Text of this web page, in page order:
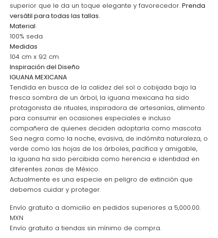
superior que le da un toque elegante y favorecedor. Prenda
versátil para todas las tallas.
Material
100% seda
Medidas
104 cm x 92 cm
Inspiración del Diseño
IGUANA MEXICANA
Tendida en busca de la calidez del sol o cobijada bajo la
fresca sombra de un árbol, la iguana mexicana ha sido
protagonista de rituales, inspiradora de artesanías, alimento
para consumir en ocasiones especiales e incluso
compañera de quienes deciden adoptarla como mascota.
Sea negra como la noche, evasiva, de indómita naturaleza, o
verde como las hojas de los árboles, pacífica y amigable,
la iguana ha sido percibida como herencia e identidad en
diferentes zonas de México.
Actualmente es una especie en peligro de extinción que
debemos cuidar y proteger.
Envío gratuito a domicilio en pedidos superiores a 5,000.00.
MXN
Envío gratuito a tiendas sin mínimo de compra.